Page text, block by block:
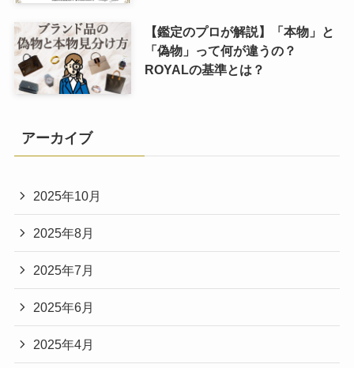
【鑑定のプロが解説】「本物」と
「偽物」って何が違うの？
ROYALの基準とは？
アーカイブ
2025年10月
2025年8月
2025年7月
2025年6月
2025年4月